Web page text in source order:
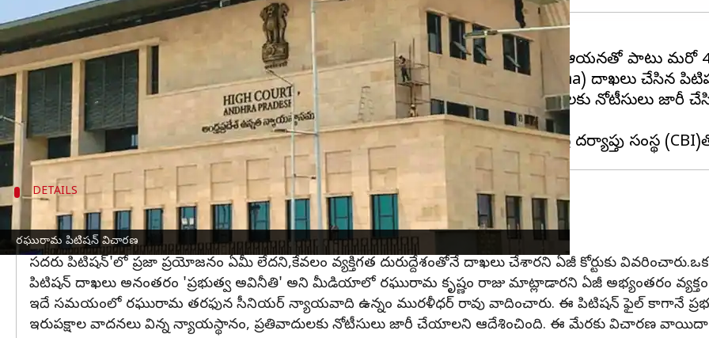
రఘురామ పిటిషన్ విచారణ
ఈ వార్తాకథనం ఏంటి
ఆంధ్రప్రదేశ్హైకోర్టు ఆ రాష్ట్ర ముఖ్యమంత్రివైఎస్ జగన్మోహన్ రెడ్డికి నోటీసులు జారీ చేసింది. ఆయనతో పాటు మరో
ఏపీలో ఆర్థిక అవకతవకలు జరిగాయంటూ ఎంపీ రఘురామ కృష్ణం రాజు (MP Raghurama) దాఖలు చేసిన
ఈ మేరకు సీఎం జగన్ సహా పలువురు మంత్రులు, అధికారులు మొత్తం 41 మంది ప్రతివాదులకు నోటీసులు
వేస్తున్నట్లు ప్రకటించింది.
DETAILS
అసలు ఈ పిటిషన్'కు అర్హత లేదన్న ఏజీ, కాదన్న డిఫెన్స్
ఈ క్రమంలోనే విచారణ సందర్భంగా ప్రభుత్వం తరఫున ఏజీ శ్రీరామ్ (AG Sri ram) వాదించారు.
సదరు పిటిషన్'లో ప్రజా ప్రయోజనం ఏమీ లేదని,కేవలం వ్యక్తిగత దురుద్దేశంతోనే దాఖలు చేశారని ఏజీ కోర్టుకు
పిటిషన్ దాఖలు అనంతరం 'ప్రభుత్వ అవినీతి' అని మీడియాలో రఘురామ కృష్ణం రాజు మాట్లాడారని ఏజీ అభ్యంతరం వ్యక్తం
ఇదే సమయంలో రఘురామ తరఫున సీనియర్ న్యాయవాది ఉన్నం మురళీధర్ రావు వాదించారు. ఈ పిటిషన్ ఫైల్ కాగానే ప్రభుత్వం
ఇరుపక్షాల వాదనలు విన్న న్యాయస్థానం, ప్రతివాదులకు నోటీసులు జారీ చేయాలని ఆదేశించింది. ఈ మేరకు విచారణ